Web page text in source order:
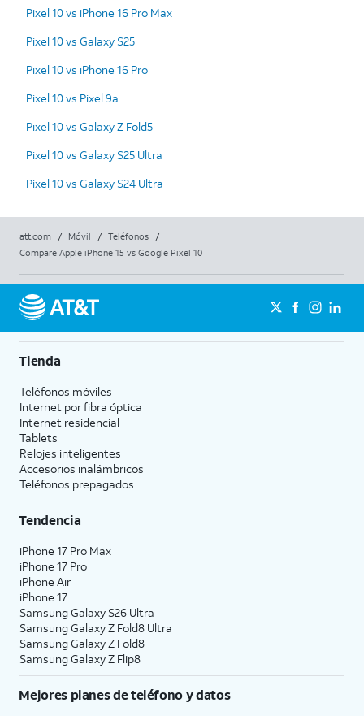
Pixel 10 vs iPhone 16 Pro Max
Pixel 10 vs Galaxy S25
Pixel 10 vs iPhone 16 Pro
Pixel 10 vs Pixel 9a
Pixel 10 vs Galaxy Z Fold5
Pixel 10 vs Galaxy S25 Ultra
Pixel 10 vs Galaxy S24 Ultra
att.com / Móvil / Teléfonos
/
Compare Apple iPhone 15 vs Google Pixel 10
Tienda
Teléfonos móviles
Internet por fibra óptica
Internet residencial
Tablets
Relojes inteligentes
Accesorios inalámbricos
Teléfonos prepagados
Tendencia
iPhone 17 Pro Max
iPhone 17 Pro
iPhone Air
iPhone 17
Samsung Galaxy S26 Ultra
Samsung Galaxy Z Fold8 Ultra
Samsung Galaxy Z Fold8
Samsung Galaxy Z Flip8
Mejores planes de teléfono y datos